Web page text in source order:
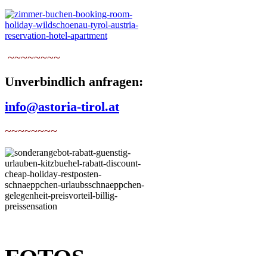
~~~~~~~~
Unverbindlich anfragen:
info@astoria-tirol.at
~~~~~~~~